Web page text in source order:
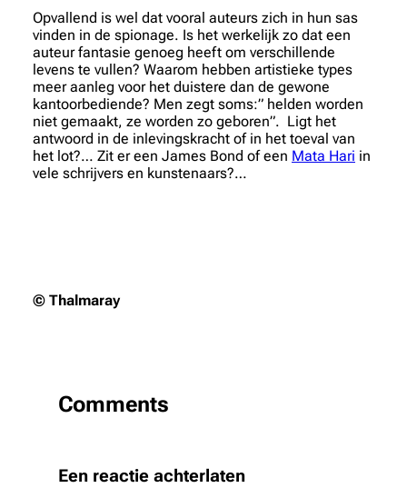
Opvallend is wel dat vooral auteurs zich in hun sas
vinden in de spionage. Is het werkelijk zo dat een
auteur fantasie genoeg heeft om verschillende
levens te vullen? Waarom hebben artistieke types
meer aanleg voor het duistere dan de gewone
kantoorbediende? Men zegt soms:” helden worden
niet gemaakt, ze worden zo geboren”. Ligt het
antwoord in de inlevingskracht of in het toeval van
het lot?… Zit er een James Bond of een Mata Hari in
vele schrijvers en kunstenaars?…
© Thalmaray
Comments
Een reactie achterlaten